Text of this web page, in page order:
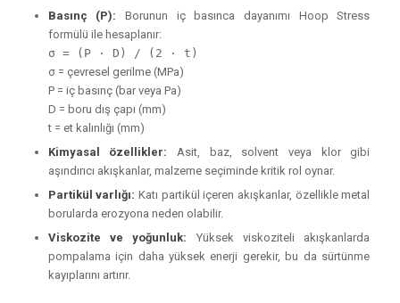
Basınç (P): Borunun iç basınca dayanımı Hoop Stress
formülü ile hesaplanır:
σ = (P · D) / (2 · t)
σ = çevresel gerilme (MPa)
P = iç basınç (bar veya Pa)
D = boru dış çapı (mm)
t = et kalınlığı (mm)
Kimyasal özellikler: Asit, baz, solvent veya klor gibi
aşındırıcı akışkanlar, malzeme seçiminde kritik rol oynar.
Partikül varlığı: Katı partikül içeren akışkanlar, özellikle metal
borularda erozyona neden olabilir.
Viskozite ve yoğunluk: Yüksek viskoziteli akışkanlarda
pompalama için daha yüksek enerji gerekir, bu da sürtünme
kayıplarını artırır.